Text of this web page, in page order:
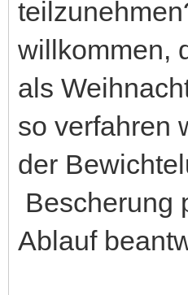
willkommen,
als
so verfahren
der
Bescherung
Ablauf